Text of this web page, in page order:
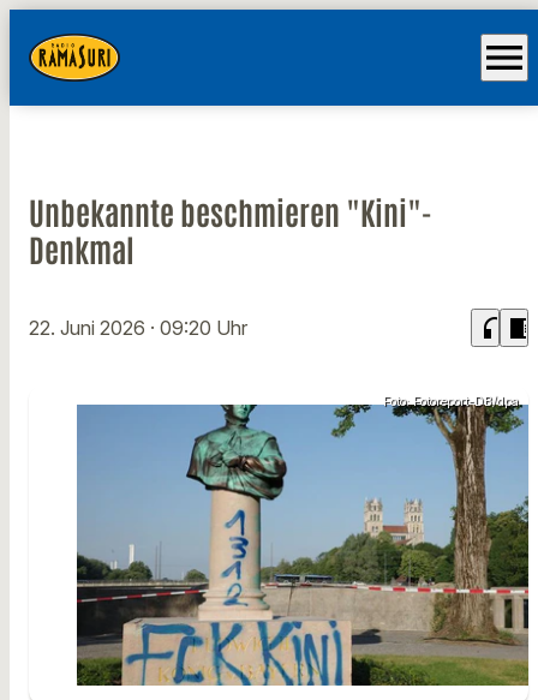
menu
Unbekannte beschmieren "Kini"-
Denkmal
22. Juni 2026 · 09:20 Uhr headphones chrome_reader_mode
Foto: Fotoreport-DB/dpa